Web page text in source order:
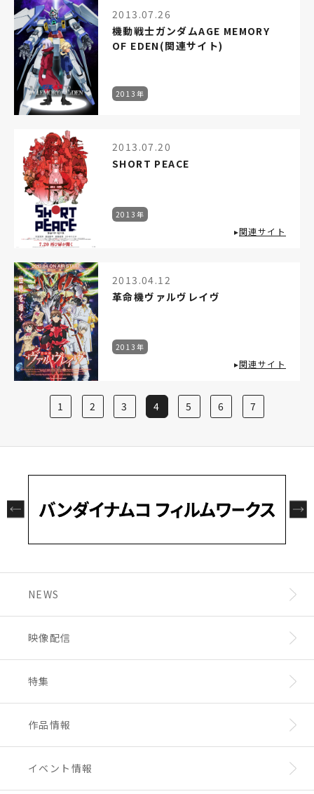
2013.07.26
機動戦士ガンダムAGE MEMORY
OF EDEN(関連サイト)
2013年
2013.07.20
SHORT PEACE
2013年
▸関連サイト
2013.04.12
革命機ヴァルヴレイヴ
2013年
▸関連サイト
1 2 3 4 5 6 7
NEWS
映像配信
特集
作品情報
イベント情報